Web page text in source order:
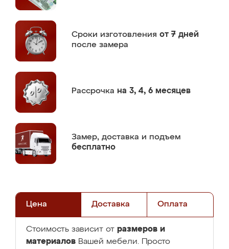
Сроки изготовления от 7 дней
после замера
Рассрочка на 3, 4, 6 месяцев
Замер, доставка и подъем
бесплатно
Цена Доставка Оплата
Стоимость зависит от размеров и
материалов Вашей мебели. Просто